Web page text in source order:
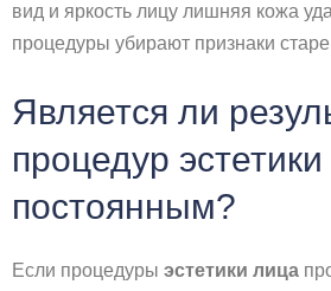
вид и яркость лицу лишняя кожа
процедуры убирают признаки
Является ли
процедур
постоянным?
Если процедуры эстетики лица